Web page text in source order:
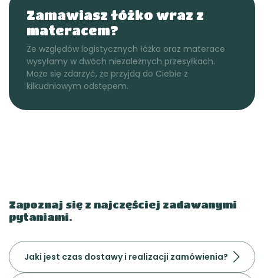
Zamawiasz łóżko wraz z
materacem?
Ze względów logistycznych łóżka oraz materace
wysyłamy w dwóch niezależnych przesyłkach.
Może się zdarzyć, że przyjdą do Ciebie z
kilkudniowym odstępem.
Zapoznaj się z najczęściej zadawanymi
pytaniami.
Jaki jest czas dostawy i realizacji zamówienia?